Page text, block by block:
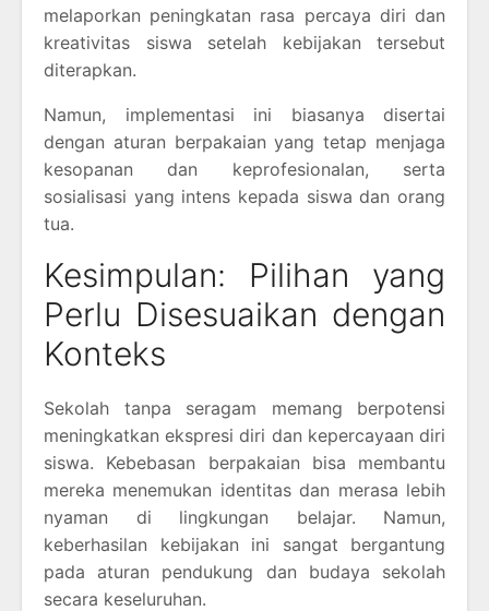
melaporkan peningkatan rasa percaya diri dan
kreativitas siswa setelah kebijakan tersebut
diterapkan.
Namun, implementasi ini biasanya disertai
dengan aturan berpakaian yang tetap menjaga
kesopanan dan keprofesionalan, serta
sosialisasi yang intens kepada siswa dan orang
tua.
Kesimpulan: Pilihan yang
Perlu Disesuaikan dengan
Konteks
Sekolah tanpa seragam memang berpotensi
meningkatkan ekspresi diri dan kepercayaan diri
siswa. Kebebasan berpakaian bisa membantu
mereka menemukan identitas dan merasa lebih
nyaman di lingkungan belajar. Namun,
keberhasilan kebijakan ini sangat bergantung
pada aturan pendukung dan budaya sekolah
secara keseluruhan.